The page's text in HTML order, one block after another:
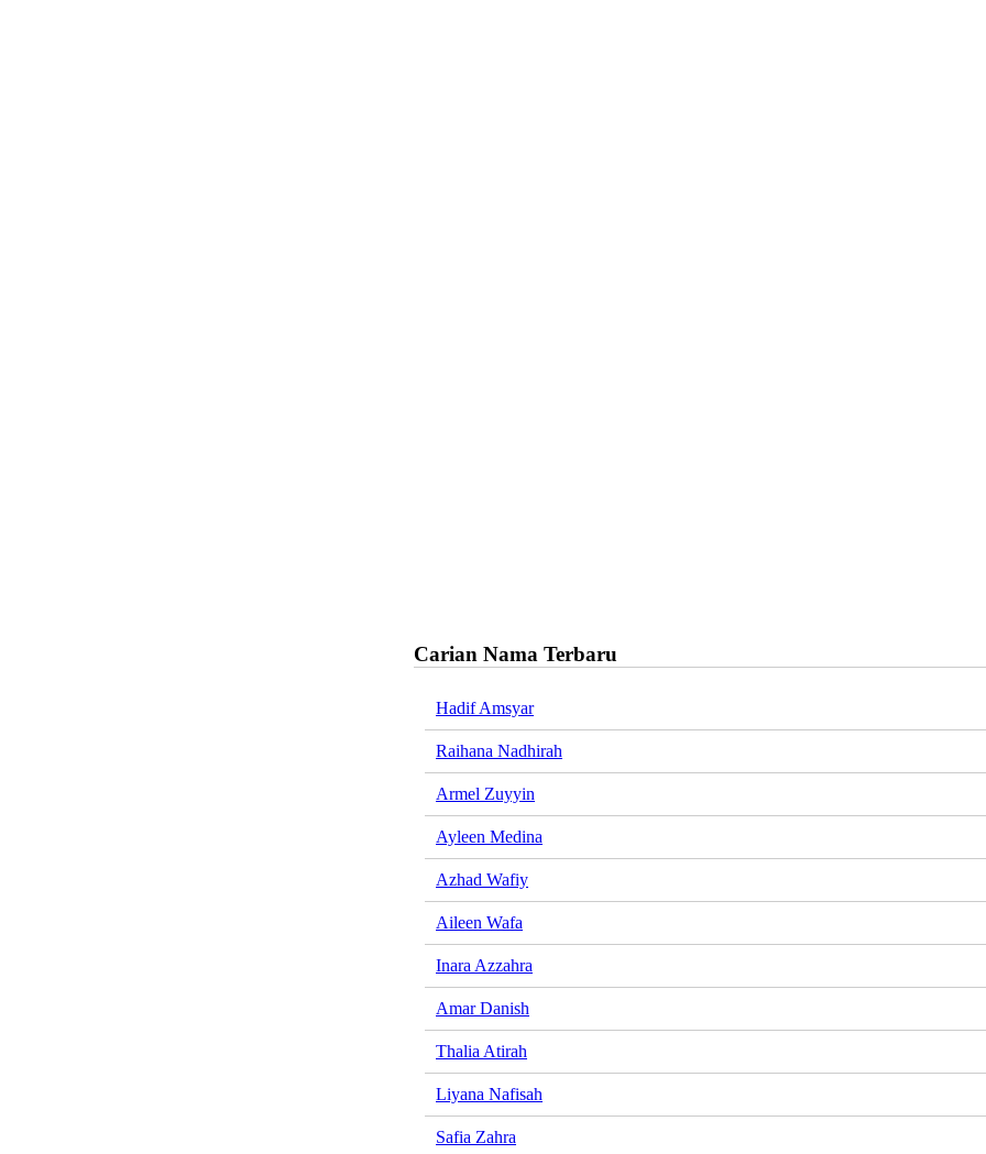
Carian Nama Terbaru
Hadif Amsyar
Raihana Nadhirah
Armel Zuyyin
Ayleen Medina
Azhad Wafiy
Aileen Wafa
Inara Azzahra
Amar Danish
Thalia Atirah
Liyana Nafisah
Safia Zahra